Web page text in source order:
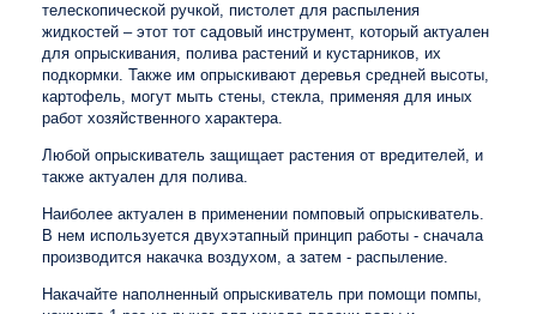
телескопической ручкой, пистолет для распыления
жидкостей – этот тот садовый инструмент, который актуален
для опрыскивания, полива растений и кустарников, их
подкормки. Также им опрыскивают деревья средней высоты,
картофель, могут мыть стены, стекла, применяя для иных
работ хозяйственного характера.
Любой опрыскиватель защищает растения от вредителей, и
также актуален для полива.
Наиболее актуален в применении помповый опрыскиватель.
В нем используется двухэтапный принцип работы - сначала
производится накачка воздухом, а затем - распыление.
Накачайте наполненный опрыскиватель при помощи помпы,